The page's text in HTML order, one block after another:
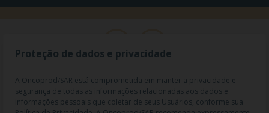
Proteção de dados e privacidade
A Oncoprod/SAR está comprometida em manter a privacidade e
segurança de todas as informações relacionadas aos dados e
informações pessoais que coletar de seus Usuários, conforme sua